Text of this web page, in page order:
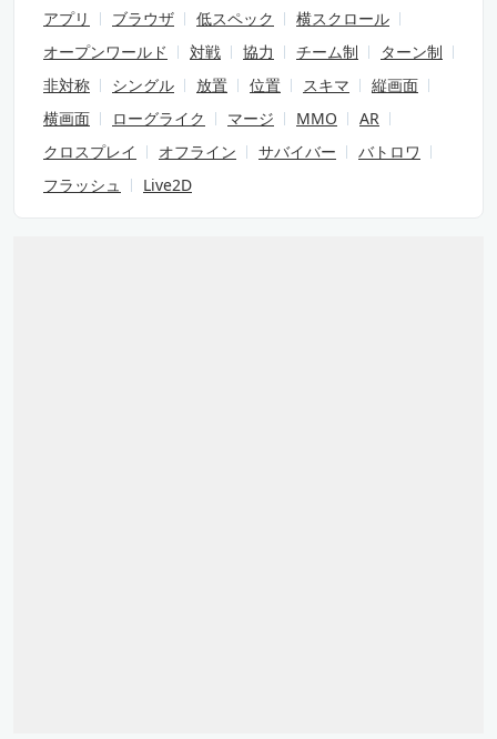
アプリ ブラウザ 低スペック
横スクロール
オープンワールド
対戦 協力 チーム制
ターン制
非対称
シングル 放置 位置 スキマ
縦画面
横画面
ローグライク マージ MMO
AR
クロスプレイ
オフライン サバイバー
バトロワ
フラッシュ
Live2D